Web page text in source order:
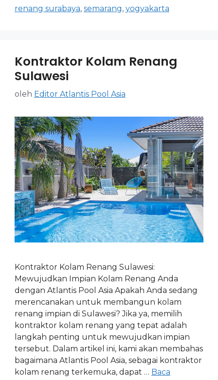
renang surabaya, semarang, yogyakarta
Kontraktor Kolam Renang
Sulawesi
oleh Editor Atlantis Pool Asia
Kontraktor Kolam Renang Sulawesi:
Mewujudkan Impian Kolam Renang Anda
dengan Atlantis Pool Asia Apakah Anda sedang
merencanakan untuk membangun kolam
renang impian di Sulawesi? Jika ya, memilih
kontraktor kolam renang yang tepat adalah
langkah penting untuk mewujudkan impian
tersebut. Dalam artikel ini, kami akan membahas
bagaimana Atlantis Pool Asia, sebagai kontraktor
kolam renang terkemuka, dapat … Baca